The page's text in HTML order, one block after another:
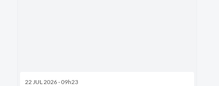
22 JUL 2026 - 09h23